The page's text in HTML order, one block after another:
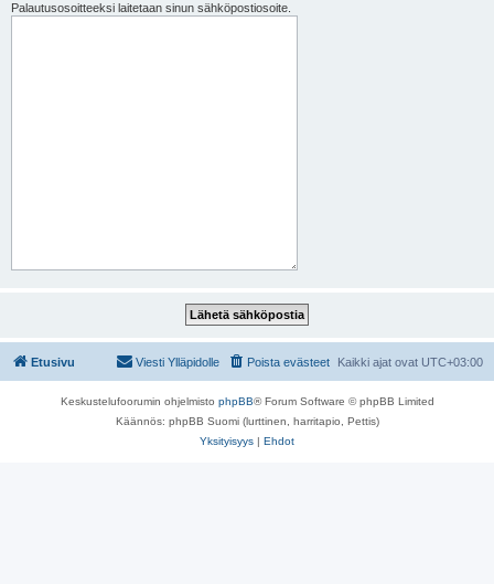
Palautusosoitteeksi laitetaan sinun sähköpostiosoite.
Etusivu Kaikki ajat ovat UTC+03:00
Poista evästeet
Viesti Ylläpidolle
Keskustelufoorumin ohjelmisto phpBB® Forum Software © phpBB Limited
Käännös: phpBB Suomi (lurttinen, harritapio, Pettis)
Yksityisyys | Ehdot